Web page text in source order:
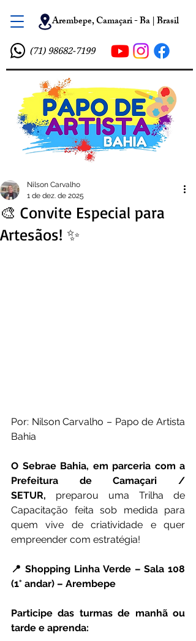
Arembepe, Camaçari - Ba | Brasil
(71) 98682-7199
🎨 Convite Especial para
Artesãos! ✨
Nilson Carvalho
1 de dez. de 2025
Por: Nilson Carvalho – Papo de Artista
Bahia
O Sebrae Bahia, em parceria com a
Prefeitura de Camaçari /
SETUR, preparou uma Trilha de
Capacitação feita sob medida para
quem vive de criatividade e quer
empreender com estratégia!
📍 Shopping Linha Verde – Sala 108
(1° andar) – Arembepe
Participe das turmas de manhã ou
tarde e aprenda: